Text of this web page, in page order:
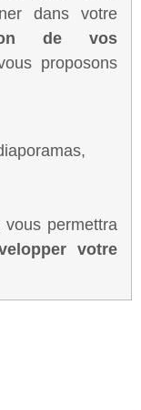
dans votre
de vos
proposons
permettra
votre